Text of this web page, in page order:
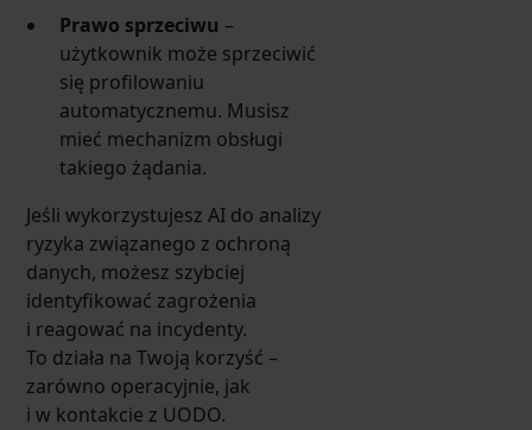
Prawo sprzeciwu –
użytkownik może sprzeciwić
się profilowaniu
automatycznemu. Musisz
mieć mechanizm obsługi
takiego żądania.
Jeśli wykorzystujesz AI do analizy
ryzyka związanego z ochroną
danych, możesz szybciej
identyfikować zagrożenia
i reagować na incydenty.
To działa na Twoją korzyść –
zarówno operacyjnie, jak
i w kontakcie z UODO.